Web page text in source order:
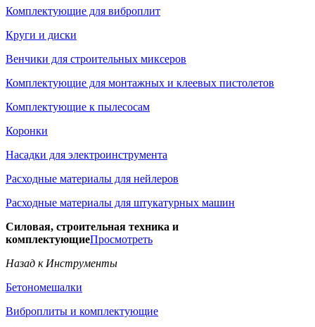
Комплектующие для виброплит
Круги и диски
Венчики для строительных миксеров
Комплектующие для монтажных и клеевых пистолетов
Комплектующие к пылесосам
Коронки
Насадки для электроинструмента
Расходные материалы для нейлеров
Расходные материалы для штукатурных машин
Силовая, строительная техника и
комплектующиеПросмотреть
Назад к Инструменты
Бетономешалки
Виброплиты и комплектующие